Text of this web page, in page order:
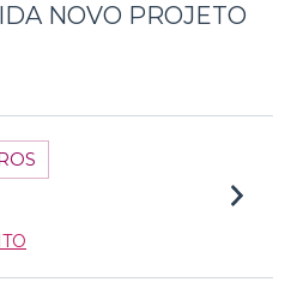
NOVO PROJETO